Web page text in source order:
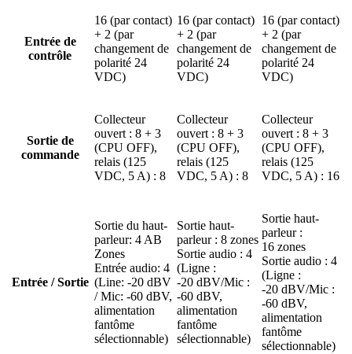
Entrée de
contrôle
16 (par contact)
+ 2 (par
changement de
polarité 24
VDC)
16 (par contact)
+ 2 (par
changement de
polarité 24
VDC)
16 (par contact)
+ 2 (par
changement de
polarité 24
VDC)
Sortie de
commande
Collecteur
ouvert : 8 + 3
(CPU OFF),
relais (125
VDC, 5 A) : 8
Collecteur
ouvert : 8 + 3
(CPU OFF),
relais (125
VDC, 5 A) : 8
Collecteur
ouvert : 8 + 3
(CPU OFF),
relais (125
VDC, 5 A) : 16
Entrée / Sortie
Sortie du haut-
parleur: 4 AB
Zones
Entrée audio: 4
(Line: -20 dBV
/ Mic: -60 dBV,
alimentation
fantôme
sélectionnable)
Sortie haut-
parleur : 8 zones
Sortie audio : 4
(Ligne :
-20 dBV/Mic :
-60 dBV,
alimentation
fantôme
sélectionnable)
Sortie haut-
parleur :
16 zones
Sortie audio : 4
(Ligne :
-20 dBV/Mic :
-60 dBV,
alimentation
fantôme
sélectionnable)